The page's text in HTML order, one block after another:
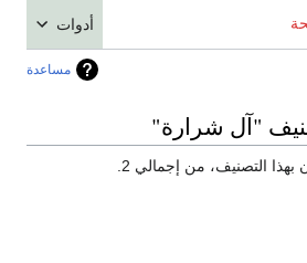
أدوات
مساعدة
"آل شرارة"
بهذا التصنيف، من إجمالي 2.